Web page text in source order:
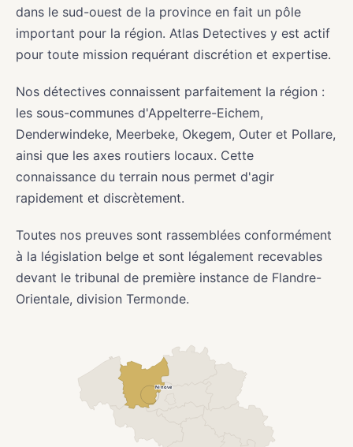
dans le sud-ouest de la province en fait un pôle
important pour la région. Atlas Detectives y est actif
pour toute mission requérant discrétion et expertise.
Nos détectives connaissent parfaitement la région :
les sous-communes d'Appelterre-Eichem,
Denderwindeke, Meerbeke, Okegem, Outer et Pollare,
ainsi que les axes routiers locaux. Cette
connaissance du terrain nous permet d'agir
rapidement et discrètement.
Toutes nos preuves sont rassemblées conformément
à la législation belge et sont légalement recevables
devant le tribunal de première instance de Flandre-
Orientale, division Termonde.
Ninove